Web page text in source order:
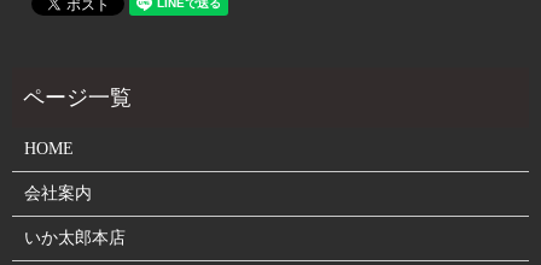
HOME
会社案内
いか太郎本店